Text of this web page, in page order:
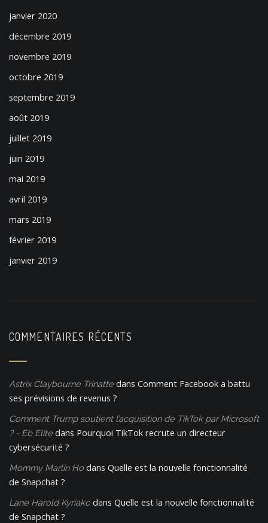
janvier 2020
décembre 2019
novembre 2019
octobre 2019
septembre 2019
août 2019
juillet 2019
juin 2019
mai 2019
avril 2019
mars 2019
février 2019
janvier 2019
COMMENTAIRES RÉCENTS
Astrix Claybourne Trinatte dans Comment Facebook a battu
ses prévisions de revenus ?
Comment Trump soutient l’acquisition de TikTok par Microsoft
? - Eb Elite dans Pourquoi TikTok recrute un directeur
cybersécurité ?
Mommy Marlin Ho dans Quelle est la nouvelle fonctionnalité
de Snapchat ?
Lane Harold Kyriako dans Quelle est la nouvelle fonctionnalité
de Snapchat ?